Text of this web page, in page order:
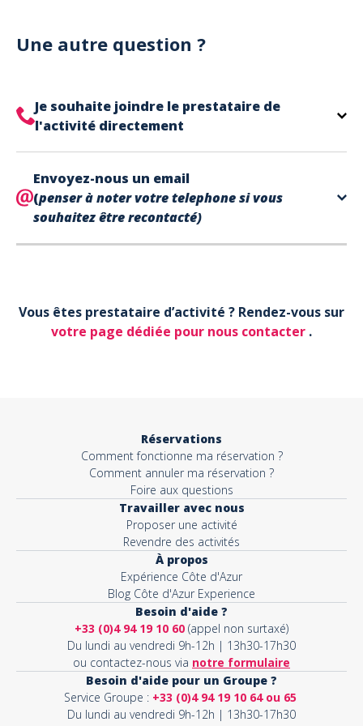
Cependant, nous avons l'office de tourisme de Fréjus
et de Saint Raphaël qui acceptent les chèques
A noter que la réservation est prise en compte
uniquement une fois le paiement effectué.
Une autre question ?
Je souhaite joindre le prestataire de
l'activité directement
trouve directement sur votre billet,
dans la partie contact.
Envoyez-nous un email
(penser à noter votre telephone si vous
souhaitez être recontacté)
Votre email*
Vous êtes prestataire d’activité ? Rendez-vous sur
votre page dédiée pour nous contacter .
Réservations
Comment fonctionne ma réservation ?
Comment annuler ma réservation ?
Foire aux questions
Travailler avec nous
Proposer une activité
Revendre des activités
À propos
Expérience Côte d'Azur
Blog Côte d'Azur Experience
Besoin d'aide ?
+33 (0)4 94 19 10 60 (appel non surtaxé)
Du lundi au vendredi 9h-12h | 13h30-17h30
ou contactez-nous via notre formulaire
Besoin d'aide pour un Groupe ?
Service Groupe : +33 (0)4 94 19 10 64 ou 65
Du lundi au vendredi 9h-12h | 13h30-17h30